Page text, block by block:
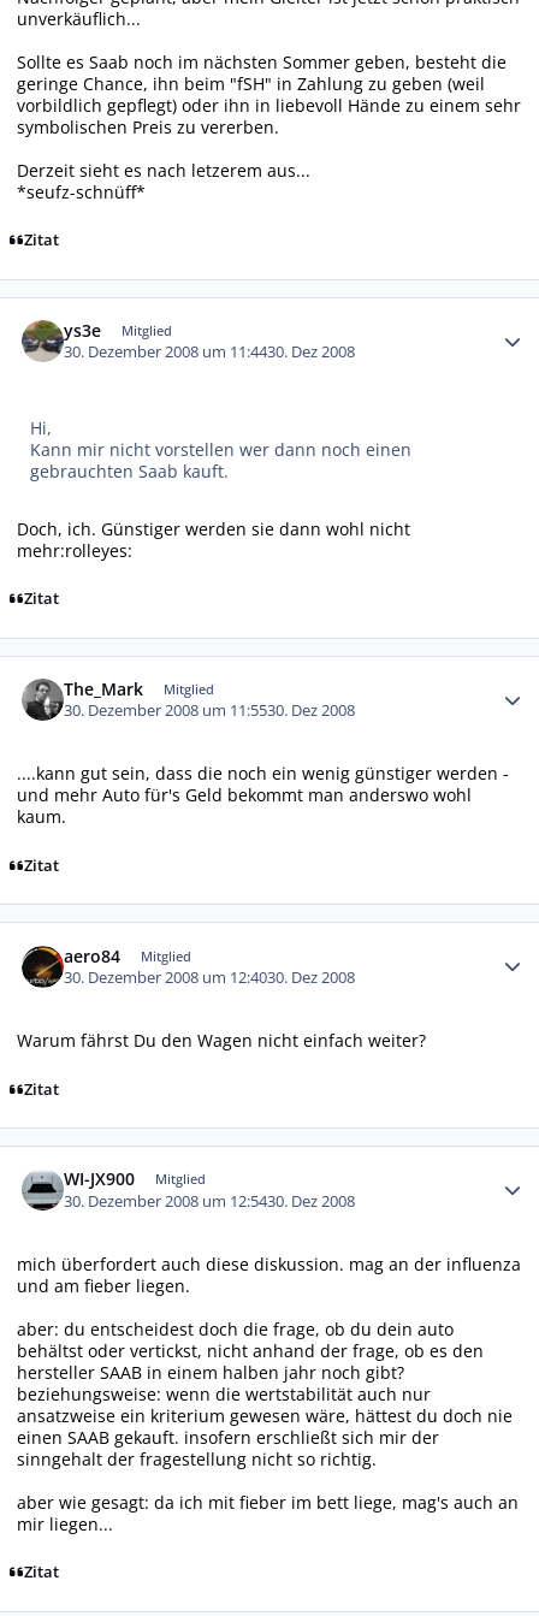
unverkäuflich...
Sollte es Saab noch im nächsten Sommer geben, besteht die
geringe Chance, ihn beim "fSH" in Zahlung zu geben (weil
vorbildlich gepflegt) oder ihn in liebevoll Hände zu einem sehr
symbolischen Preis zu vererben.
Derzeit sieht es nach letzerem aus...
*seufz-schnüff*
Zitat
ys3e Mitglied
30. Dezember 2008 um 11:4430. Dez 2008
Hi,
Kann mir nicht vorstellen wer dann noch einen
gebrauchten Saab kauft.
Doch, ich. Günstiger werden sie dann wohl nicht
mehr:rolleyes:
Zitat
The_Mark Mitglied
30. Dezember 2008 um 11:5530. Dez 2008
....kann gut sein, dass die noch ein wenig günstiger werden -
und mehr Auto für's Geld bekommt man anderswo wohl
kaum.
Zitat
aero84 Mitglied
30. Dezember 2008 um 12:4030. Dez 2008
Warum fährst Du den Wagen nicht einfach weiter?
Zitat
WI-JX900 Mitglied
30. Dezember 2008 um 12:5430. Dez 2008
mich überfordert auch diese diskussion. mag an der influenza
und am fieber liegen.
aber: du entscheidest doch die frage, ob du dein auto
behältst oder vertickst, nicht anhand der frage, ob es den
hersteller SAAB in einem halben jahr noch gibt?
beziehungsweise: wenn die wertstabilität auch nur
ansatzweise ein kriterium gewesen wäre, hättest du doch nie
einen SAAB gekauft. insofern erschließt sich mir der
sinngehalt der fragestellung nicht so richtig.
aber wie gesagt: da ich mit fieber im bett liege, mag's auch an
mir liegen...
Zitat